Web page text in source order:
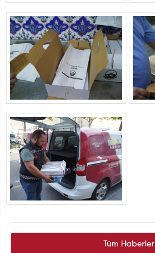
Tüm Haberler